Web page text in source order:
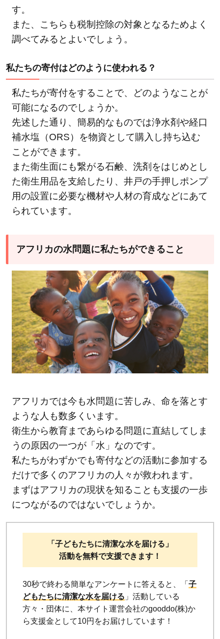
す。
また、こちらも税制控除の対象となるためよく
調べてみるとよいでしょう。
私たちの寄付はどのように使われる？
私たちが寄付をすることで、どのようなことが
可能になるのでしょうか。
先述した通り、簡易的なものでは浄水剤や経口
補水塩（ORS）を物資として購入し持ち込む
ことができます。
また衛生面にも繋がる石鹸、洗剤をはじめとし
た衛生用品を支給したり、井戸の手押しポンプ
用の設置に必要な機材や人材の育成などにあて
られています。
アフリカの水問題に私たちができること
アフリカでは今も水問題に苦しみ、命を落とす
ような人も数多くいます。
衛生から教育まであらゆる問題に直結してしま
うの原因の一つが「水」なのです。
私たちがわずかでも寄付などの活動に参加する
だけで多くのアフリカの人々が救われます。
まずはアフリカの現状を知ることも支援の一歩
につながるのではないでしょうか。
「子どもたちに清潔な水を届ける」
活動を無料で支援できます！
30秒で終わる簡単なアンケートに答えると、「 子
どもたちに清潔な水を届ける 」活動している
方々・団体に、本サイト運営会社のgooddo(株)か
ら支援金として10円をお届けしています！